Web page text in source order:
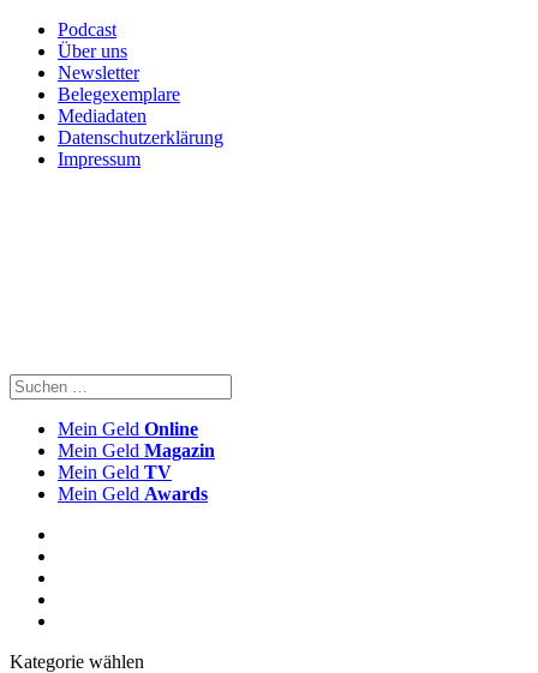
Podcast
Über uns
Newsletter
Belegexemplare
Mediadaten
Datenschutzerklärung
Impressum
Mein Geld Online
Mein Geld Magazin
Mein Geld TV
Mein Geld Awards
Kategorie wählen